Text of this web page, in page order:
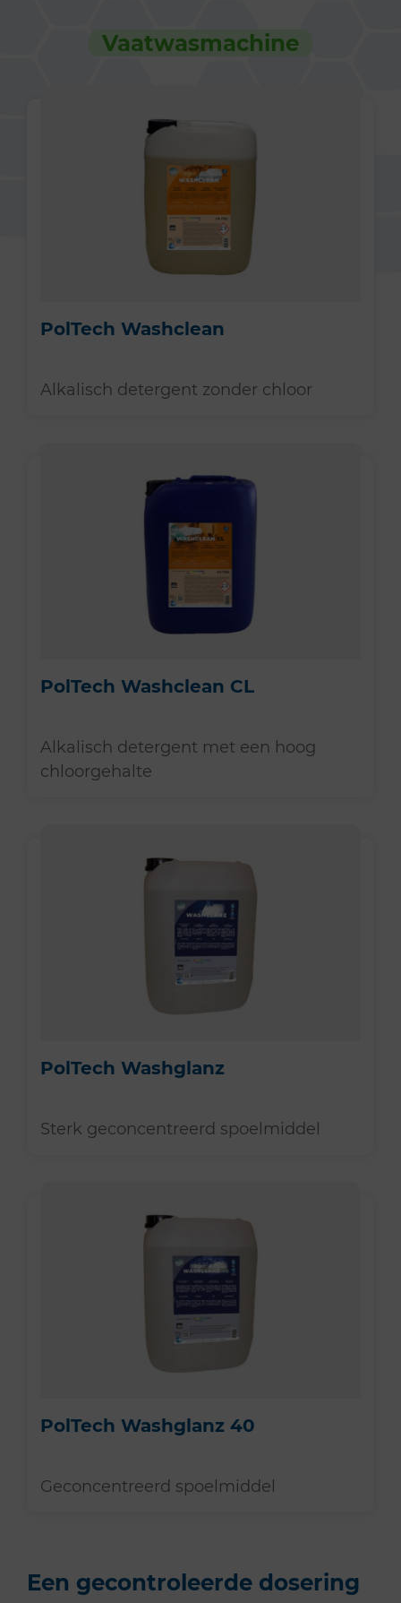
Vaatwasmachine
PolTech Washclean
Alkalisch detergent zonder chloor
PolTech Washclean CL
Alkalisch detergent met een hoog
chloorgehalte
PolTech Washglanz
Sterk geconcentreerd spoelmiddel
PolTech Washglanz 40
Geconcentreerd spoelmiddel
Een gecontroleerde dosering